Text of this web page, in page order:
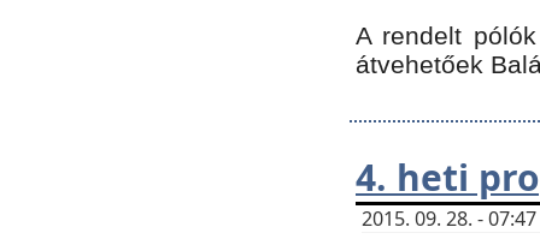
A rendelt
átvehetőek
4. heti
2015. 09. 28. -